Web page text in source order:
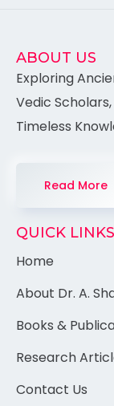
ABOUT US
Exploring
Vedic
Timeless
Read More
QUICK LINKS
Home
About Dr. A.
Books &
Research
Contact Us